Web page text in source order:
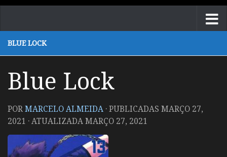
BLUE LOCK
Blue Lock
PORMARCELO ALMEIDA · PUBLICADAS MARÇO 27,
2021 · ATUALIZADAMARÇO 27, 2021